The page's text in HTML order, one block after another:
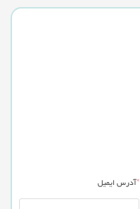
*آدرس ایمیل